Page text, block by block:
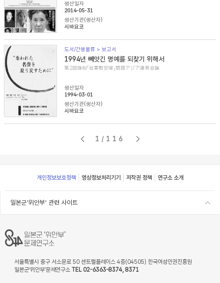
생산일자
2014-05-31
생산기관(생산자)
시바요코
도서/간행물류 > 보고서
1994년 빼앗긴 명예를 되찾기 위해서
第2回強制「従軍慰安婦」問題アジア連帯会議
생산일자
1994-03-01
생산기관(생산자)
시바요코
1/116
Footer
개인정보보호정책 영상정보처리기기 저작권 정책 연구소 소개
일본군'위안부' 관련 사이트
서울특별시 중구 서소문로 50 센트럴플레이스 4층(04505) 한국여성인권진흥원
일본군‘위안부’문제연구소 TEL 02-6363-8374, 8371